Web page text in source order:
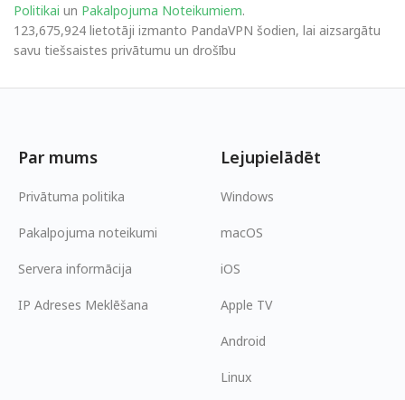
Politikai un Pakalpojuma Noteikumiem.
123,675,924 lietotāji izmanto PandaVPN šodien, lai aizsargātu
savu tiešsaistes privātumu un drošību
Par mums
Privātuma politika
Pakalpojuma noteikumi
Servera informācija
IP Adreses Meklēšana
Lejupielādēt
Windows
macOS
iOS
Apple TV
Android
Linux